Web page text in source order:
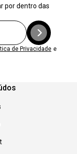
por dentro das
de Privacidade e